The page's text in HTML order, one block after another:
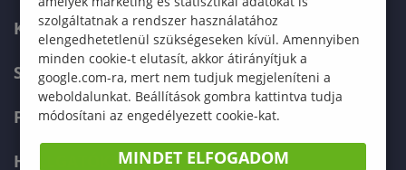
KÉPZÉSKERESŐ
SZERVEZETI FELÉPÍTÉS
FELVÉTELIZŐKNEK
HALLGATÓKNAK
szolgáltatnak a rendszer használatához
elengedhetetlenül szükségeseken kívül. Amennyiben
minden cookie-t elutasít, akkor átirányítjuk a
google.com-ra, mert nem tudjuk megjeleníteni a
weboldalunkat. Beállítások gombra kattintva tudja
módosítani az engedélyezett cookie-kat.
MINDET ELFOGADOM